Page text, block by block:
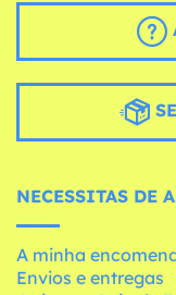
NECESSITAS DE
A minha
Envios e entregas